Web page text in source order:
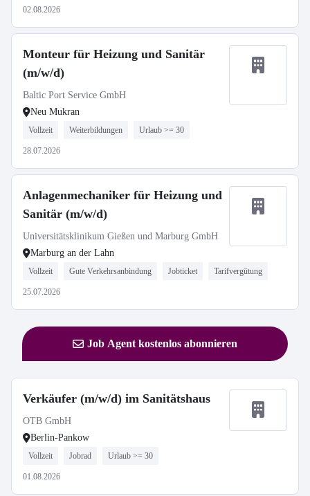
02.08.2026
Monteur für Heizung und Sanitär
(m/w/d)
Baltic Port Service GmbH
Neu Mukran
Vollzeit Weiterbildungen Urlaub >= 30
28.07.2026
Anlagenmechaniker für Heizung und
Sanitär (m/w/d)
Universitätsklinikum Gießen und Marburg GmbH
Marburg an der Lahn
Vollzeit Gute Verkehrsanbindung Jobticket Tarifvergütung
25.07.2026
Job Agent kostenlos abonnieren
Verkäufer (m/w/d) im Sanitätshaus
OTB GmbH
Berlin-Pankow
Vollzeit Jobrad Urlaub >= 30
01.08.2026